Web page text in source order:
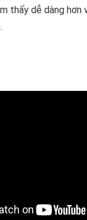
thấy dễ dàng hơn